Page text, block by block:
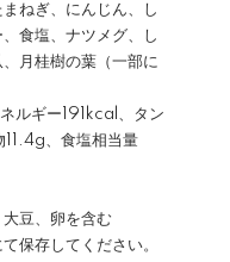
ねぎ、にんじん、し
食塩、ナツメグ、し
月桂樹の葉（一部に
ルギー191kcal、タン
11.4g、食塩相当量
豆、卵を含む
保存してください。